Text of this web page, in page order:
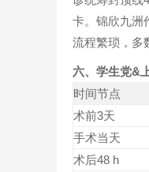
卡。锦欣九洲
流程繁琐，多
六、学生党&
时间节点
术前3天
手术当天
术后48 h